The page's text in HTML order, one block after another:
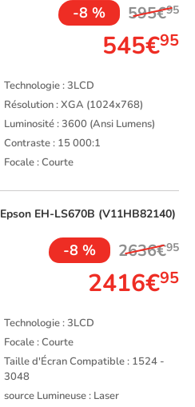
-8 % 595€95
545€95
Technologie : 3LCD
Résolution : XGA (1024x768)
Luminosité : 3600 (Ansi Lumens)
Contraste : 15 000:1
Focale : Courte
Epson EH-LS670B (V11HB82140)
-8 % 2636€95
2416€95
Technologie : 3LCD
Focale : Courte
Taille d'Écran Compatible : 1524 -
3048
source Lumineuse : Laser